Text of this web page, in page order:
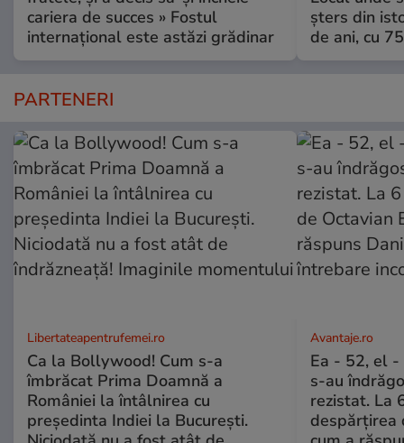
cariera de succes » Fostul
internațional este astăzi grădinar
șters din
de ani, cu
PARTENERI
Libertateapentrufemei.ro
Ca la Bollywood! Cum s-a
îmbrăcat Prima Doamnă a
României la întâlnirea cu
președinta Indiei la București.
Avantaje.ro
Ea - 52, el -
s-au
rezistat. La
despărțirea